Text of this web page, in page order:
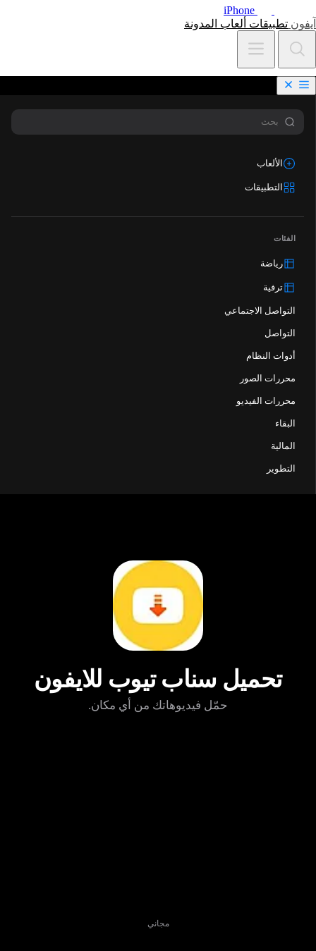
iPhone
آيفون تطبيقات ألعاب المدونة
الألعاب
التطبيقات
الفئات
رياضة
ترفية
التواصل الاجتماعي
التواصل
أدوات النظام
محررات الصور
محررات الفيديو
البقاء
المالية
التطوير
تحميل سناب تيوب للايفون
حمّل فيديوهاتك من أي مكان.
مجاني